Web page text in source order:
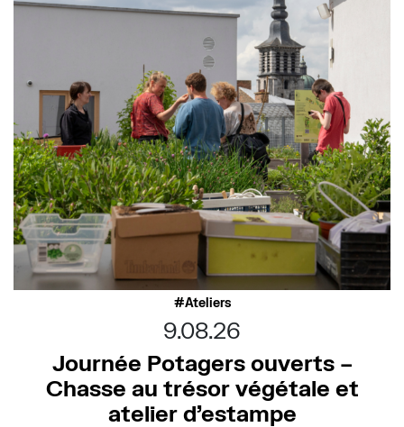
Ateliers
9.08.26
Journée Potagers ouverts –
Chasse au trésor végétale et
atelier d’estampe